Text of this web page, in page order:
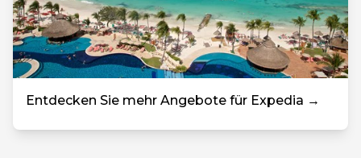
Entdecken Sie mehr Angebote für Expedia →